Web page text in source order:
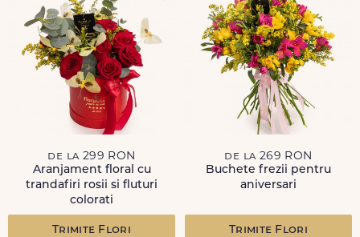
de la 299 RON
Aranjament floral cu
trandafiri rosii si fluturi
colorati
Trimite Flori
de la 269 RON
Buchete frezii pentru
aniversari
Trimite Flori